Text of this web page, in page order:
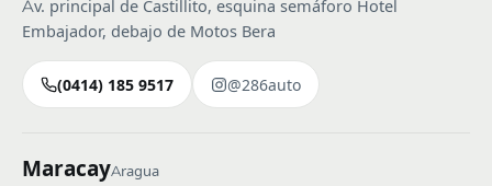
Av. principal de Castillito, esquina semáforo Hotel
Embajador, debajo de Motos Bera
(0414) 185 9517 @286auto
MaracayAragua